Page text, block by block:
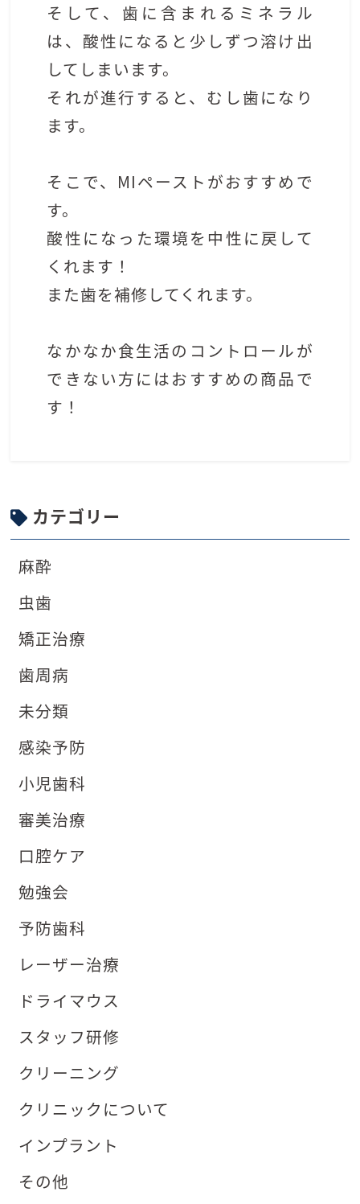
そして、歯に含まれるミネラル
は、酸性になると少しずつ溶け出
してしまいます。
それが進行すると、むし歯になり
ます。
そこで、MIペーストがおすすめで
す。
酸性になった環境を中性に戻して
くれます！
また歯を補修してくれます。
なかなか食生活のコントロールが
できない方にはおすすめの商品で
す！
カテゴリー
麻酔
虫歯
矯正治療
歯周病
未分類
感染予防
小児歯科
審美治療
口腔ケア
勉強会
予防歯科
レーザー治療
ドライマウス
スタッフ研修
クリーニング
クリニックについて
インプラント
その他